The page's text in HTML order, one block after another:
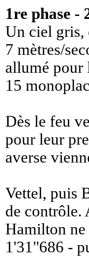
1re phase -
Un ciel gris,
7 mètres/
allumé pour
15
Dès le feu
pour leur
averse
Vettel, puis
de contrôle.
Hamilton ne
1'31"686 -